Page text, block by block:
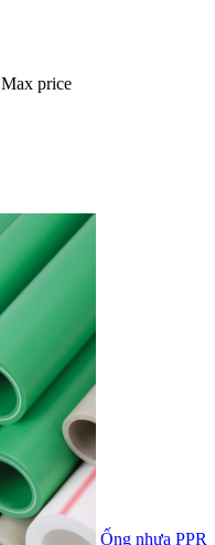
Max price
Ống nhựa PPR